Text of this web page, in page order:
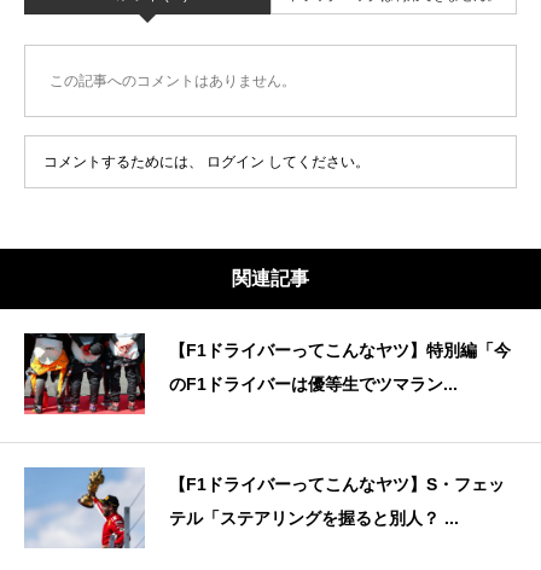
この記事へのコメントはありません。
コメントするためには、 ログイン してください。
関連記事
【F1ドライバーってこんなヤツ】特別編「今
のF1ドライバーは優等生でツマラン...
【F1ドライバーってこんなヤツ】S・フェッ
テル「ステアリングを握ると別人？ ...